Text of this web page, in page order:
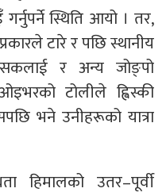
स्थिति आयो । तर,
टारे र पछि स्थानीय
र अन्य जोङ्पो
टोलीले ह्विस्की
भने उनीहरूको यात्रा
हिमालको उतर–पूर्वी